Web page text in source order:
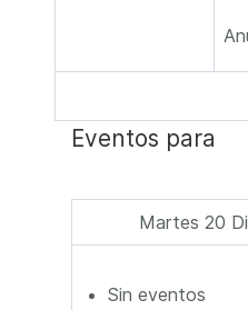
Eventos para
Martes 20
Sin eventos